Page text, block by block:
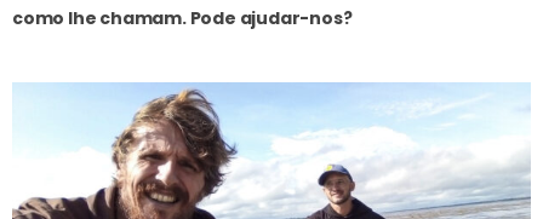
como lhe chamam. Pode ajudar-nos?